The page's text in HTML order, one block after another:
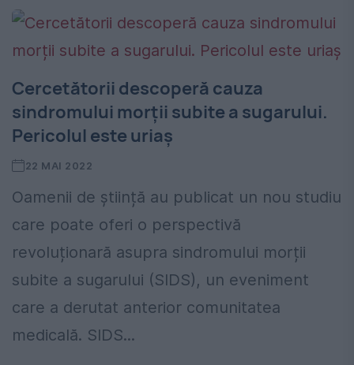
Cercetătorii descoperă cauza
sindromului morții subite a sugarului.
Pericolul este uriaș
22 MAI 2022
Oamenii de știință au publicat un nou studiu
care poate oferi o perspectivă
revoluționară asupra sindromului morții
subite a sugarului (SIDS), un eveniment
care a derutat anterior comunitatea
medicală. SIDS...